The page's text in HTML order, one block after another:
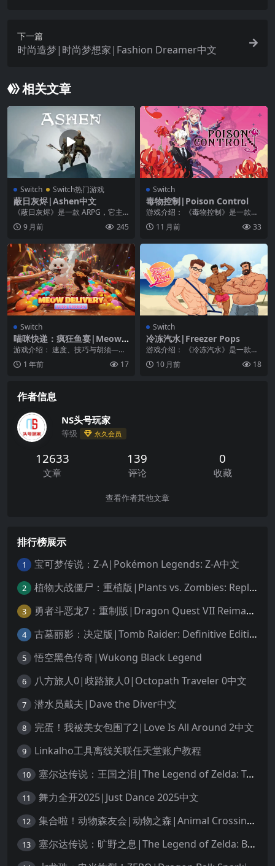
下一篇
时尚造梦|时尚梦想家|Fashion Dreamer中文
相关文章
Switch Switch热门游戏
蔽日灰烬|Ashen中文
《蔽日灰烬》是一款 ARPG，它主
要是讲述一个寻找“家”的流浪者的故
事。 大地已...
9 月前 245
Switch
毒物控制|Poison Control
游戏介绍： 《毒物控制》是一款日
系另类冒险RPG，游戏的风格很有
特色，玩家角色和...
11 月前 33
Switch
喵咪快递：疯狂鱼宴|Meow
Delivery: Fish Frenz
游戏介绍： 速度、技巧与胡须——
你能掌握这场鱼跃狂潮吗？ 踏入奇
幻的 Meow ...
1 年前 17
Switch
冷冻汽水|Freezer Pops
游戏介绍： 《冷冻汽水》是一款蔷
薇系视觉小说，你将化身为 Alexan
dre 并...
10 月前 18
作者信息
NS头号玩家
等级 永久会员
12633
文章
139
评论
0
收藏
查看作者其他文章
排行榜展示
1 宝可梦传说：Z-A|Pokémon Legends: Z-A中文
2 植物大战僵尸：重植版|Plants vs. Zombies: Replanted中文
3 勇者斗恶龙7：重制版|Dragon Quest VII Reimagined中文
4 古墓丽影：决定版|Tomb Raider: Definitive Edition中文
5 悟空黑色传奇|Wukong Black Legend
6 八方旅人0|歧路旅人0|Octopath Traveler 0中文
7 潜水员戴夫|Dave the Diver中文
8 完蛋！我被美女包围了2|Love Is All Around 2中文
9 Linkalho工具离线关联任天堂账户教程
10 塞尔达传说：王国之泪|The Legend of Zelda: Tears of the Kingdom中文
11 舞力全开2025|Just Dance 2025中文
12 集合啦！动物森友会|动物之森|Animal Crossing: New Horizons中文
13 塞尔达传说：旷野之息|The Legend of Zelda: Breath of the Wild中文